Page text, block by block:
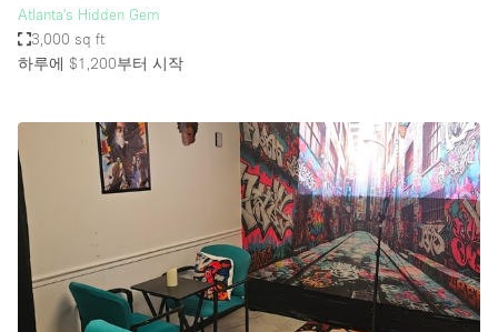
Atlanta's Hidden Gem
3,000 sq ft
하루에 $1,200부터 시작